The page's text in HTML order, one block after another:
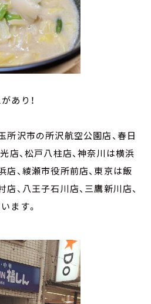
あり！
所沢市の所沢航空公園店、春日
店、松戸八柱店、神奈川は横浜
店、綾瀬市役所前店、東京は飯
、八王子石川店、三鷹新川店、
ます。